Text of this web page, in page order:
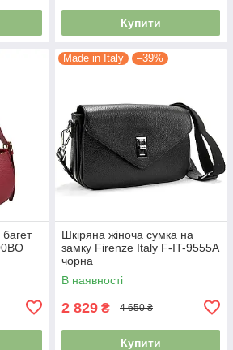
Купити
Made in Italy –39%
Шкіряна жіноча сумка на
замку Firenze Italy F-IT-9555A
чорна
В наявності
2 829 ₴ 4 650 ₴
Купити